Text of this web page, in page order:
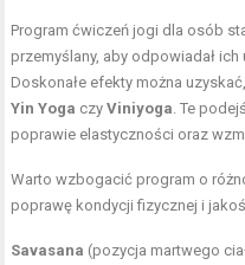
Program ćwiczeń jogi dla osób
przemyślany, aby odpowiadał
Doskonałe efekty można
Yin Yoga czyViniyoga . Te
poprawie elastyczności oraz
Warto wzbogacić program o
poprawę kondycji fizycznej i
Savasana (pozycja martwego